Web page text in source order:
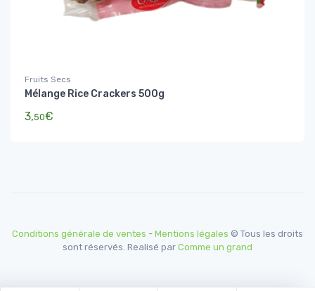
Fruits Secs
Mélange Rice Crackers 500g
3,50€
Conditions générale de ventes - Mentions légales © Tous les droits
sont réservés. Realisé par Comme un grand